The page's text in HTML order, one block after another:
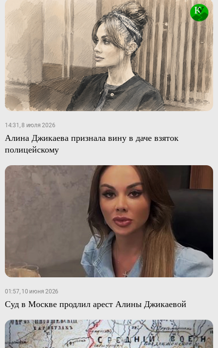
14:31, 8 июля 2026
Алина Джикаева признала вину в даче взяток
полицейскому
01:57, 10 июня 2026
Суд в Москве продлил арест Алины Джикаевой